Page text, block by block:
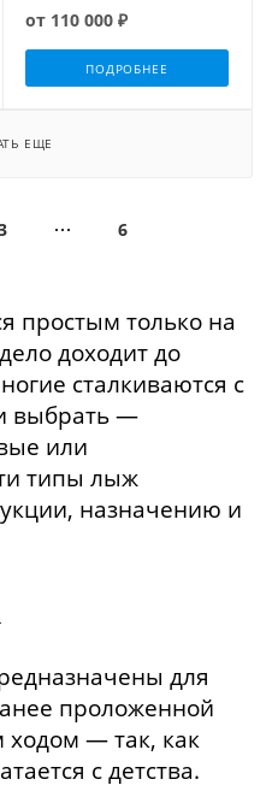
от 110 000 ₽
ПОДРОБНЕЕ
ЕЩЕ
6
простым только на
доходит до
сталкиваются с
выбрать —
или
типы лыж
назначению и
для
проложенной
— так, как
с детства.